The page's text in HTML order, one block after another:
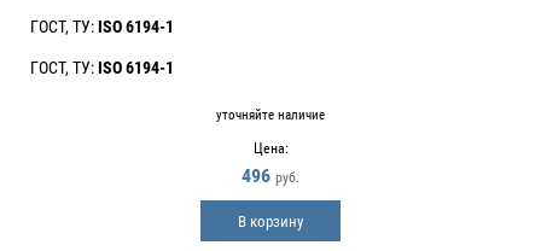
ГОСТ, ТУ:ISO 6194-1
ГОСТ, ТУ:ISO 6194-1
уточняйте наличие
Цена:
496 руб.
В корзину